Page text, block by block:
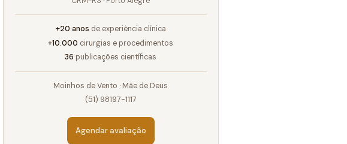
+20 anos de experiência clínica
+10.000 cirurgias e procedimentos
36 publicações científicas
Moinhos de Vento · Mãe de Deus
(51) 98197-1117
Agendar avaliação